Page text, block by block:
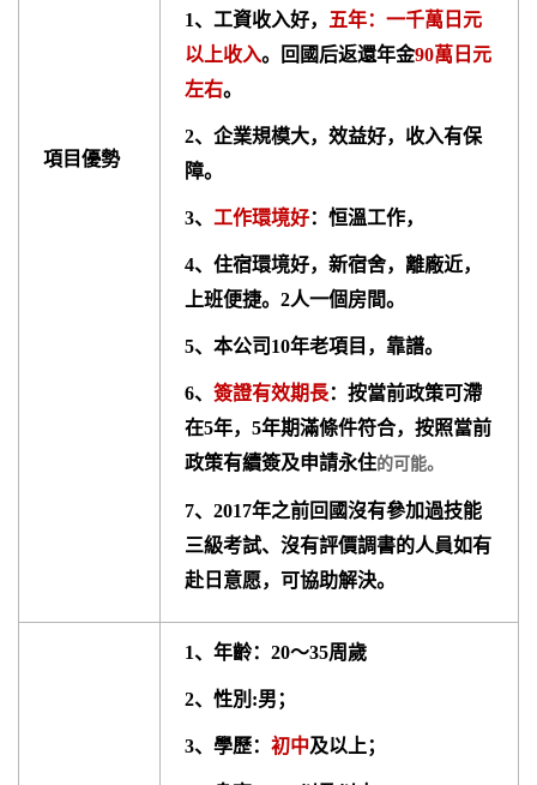
項 目優勢
1、工資收入好，
五年：一千萬日元
以上收入。回國后返還年金90萬日元
左右。
2、企業規模大，效益好，收入有保
障。
3、 工作環境好：恒溫工作，
4、住宿環境好，新宿舍，離廠近，
上班便捷。2人一個房間。
5、本公司10年老項目，靠譜。
6、 簽證有效期長：按當前政策可滯
在5年，5年期滿條件符合，按照當前
政策有續簽及申請永住的可能。
7、2017年之前回國沒有參加過技能
三級考試、沒有評價調書的人員如有
赴日意愿，可協助解決。
1、年齡：20～35周歲
2、性別:男；
3、學歷： 初中及以上；